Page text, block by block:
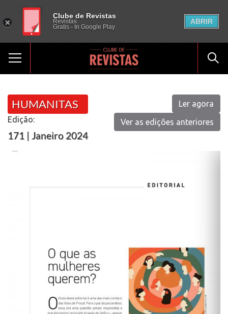
HUMANITAS
Edição:
171 | Janeiro 2024
Ler agora
Ver as edições anteriores
Clube de Revistas
Revistas
Gratis - In Google Play
ABRIR